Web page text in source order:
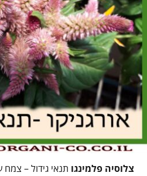
צלוסיה פלמינגו תנאי גידול –